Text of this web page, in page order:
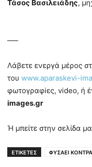
Τάσος Βασιλειάδης,
—–
Λάβετε ενεργά μέρος
του www.aparaskevi-
φωτογραφiες, video, ή
images.gr
Ή μπείτε στην σελίδα
ΕΤΙΚΕΤΕΣ ΦΥΣΑΕΙ